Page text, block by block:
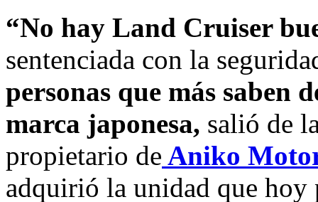
“No hay Land Cruiser
sentenciada con la
personas que más saben
marca japonesa, salió de
propietario de Aniko
adquirió la unidad que hoy